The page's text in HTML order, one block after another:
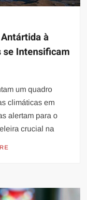
à
se Intensificam
um quadro
climáticas em
alertam para o
crucial na